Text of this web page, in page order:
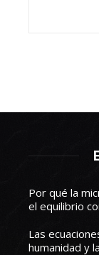
Por qué la
el equilibrio
Las
humanidad y